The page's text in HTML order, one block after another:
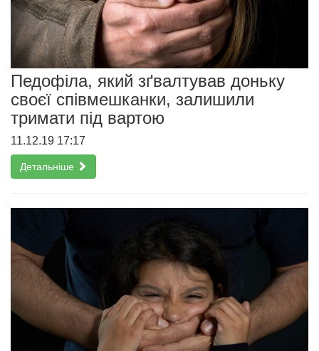
Педофіла, який зґвалтував доньку
своєї співмешканки, залишили
тримати під вартою
11.12.19 17:17
Детальніше